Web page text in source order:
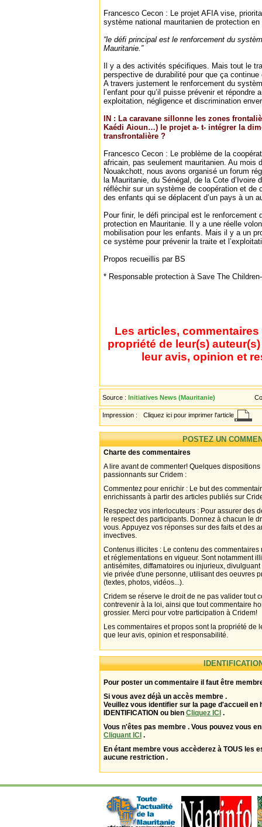
Francesco Cecon : Le projet AFIA vise,
système national mauritanien de protection
“le défi principal est le renforcement du
Mauritanie.”
Il y a des activités spécifiques. Mais tout le
perspective de durabilité pour que ça
A travers justement le renforcement du
l’enfant pour qu’il puisse prévenir et
exploitation, négligence et discrimination
IN : La caravane sillonne les zones
Kaédi Aioun…) le projet a- t- intégrer la
transfrontalière ?
Francesco Cecon : Le problème de la
africain, pas seulement mauritanien. Au mois
Nouakchott, nous avons organisé un forum
la Mauritanie, du Sénégal, de la Cote d’Ivoire
réfléchir sur un système de coopération et de
des enfants qui se déplacent d’un pays à un
Pour finir, le défi principal est le renforcement
protection en Mauritanie. Il y a une réelle
mobilisation pour les enfants. Mais il y a un
ce système pour prévenir la traite et
Propos recueillis par BS
* Responsable protection à Save The
Les articles,
propriété de leur(s)
leur avis, opinion et
Source : Initiatives News (Mauritanie)
Impression : Cliquez ici pour imprimer l'article
POSTEZ UN
Charte des commentaires
A lire avant de commenter! Quelques
passionnants sur Cridem :
Commentez pour enrichir : Le but des
enrichissants à partir des articles publiés sur
Respectez vos interlocuteurs : Pour assurer des
le respect des participants. Donnez à chacun le
vous. Appuyez vos réponses sur des faits et des
invectives.
Contenus illicites : Le contenu des
et réglementations en vigueur. Sont notamment
antisémites, diffamatoires ou injurieux,
vie privée d'une personne, utilisant des oeuvres
(textes, photos, vidéos...).
Cridem se réserve le droit de ne pas valider tout
contrevenir à la loi, ainsi que tout commentaire
grossier. Merci pour votre participation à Cridem!
Les commentaires et propos sont la propriété de
que leur avis, opinion et responsabilité.
Pour poster un commentaire il faut être
Si vous avez déjà un accès membre .
Veuillez vous identifier sur la page d'accueil en
IDENTIFICATION ou bien Cliquez ICI .
Vous n'êtes pas membre . Vous pouvez vous
Cliquant ICI .
En étant membre vous accèderez à TOUS les
aucune restriction .